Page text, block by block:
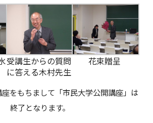
受講生からの質問
に答える木村先生
花束贈呈
をもちまして「市民大学公開講座」は
終了となります。